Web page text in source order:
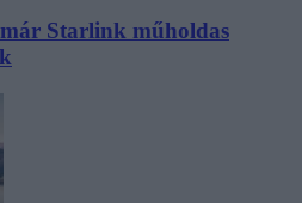
Starlink műholdas